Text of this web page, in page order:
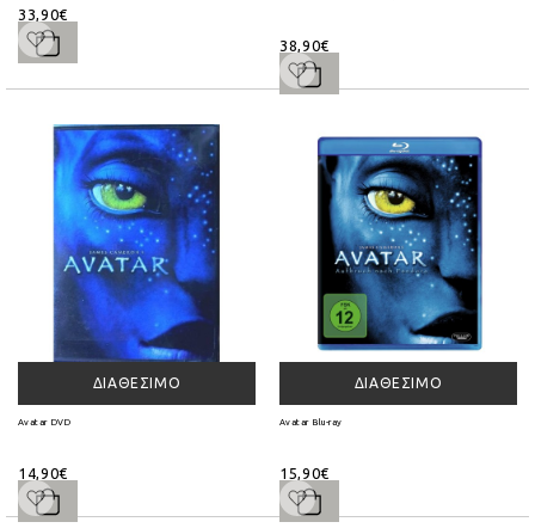
33,90€
38,90€
ΔΙΑΘΈΣΙΜΟ
Avatar DVD
14,90€
ΔΙΑΘΈΣΙΜΟ
Avatar Blu-ray
15,90€